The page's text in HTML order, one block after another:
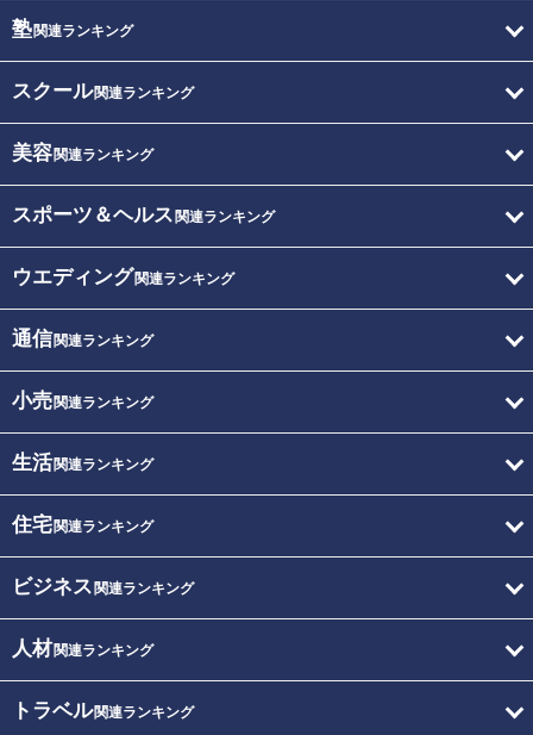
塾関連ランキング
スクール関連ランキング
美容関連ランキング
スポーツ＆ヘルス 関連ランキング
ウエディング関連ランキング
通信関連ランキング
小売関連ランキング
生活関連ランキング
住宅関連ランキング
ビジネス 関連ランキング
人材関連ランキング
トラベル関連ランキング